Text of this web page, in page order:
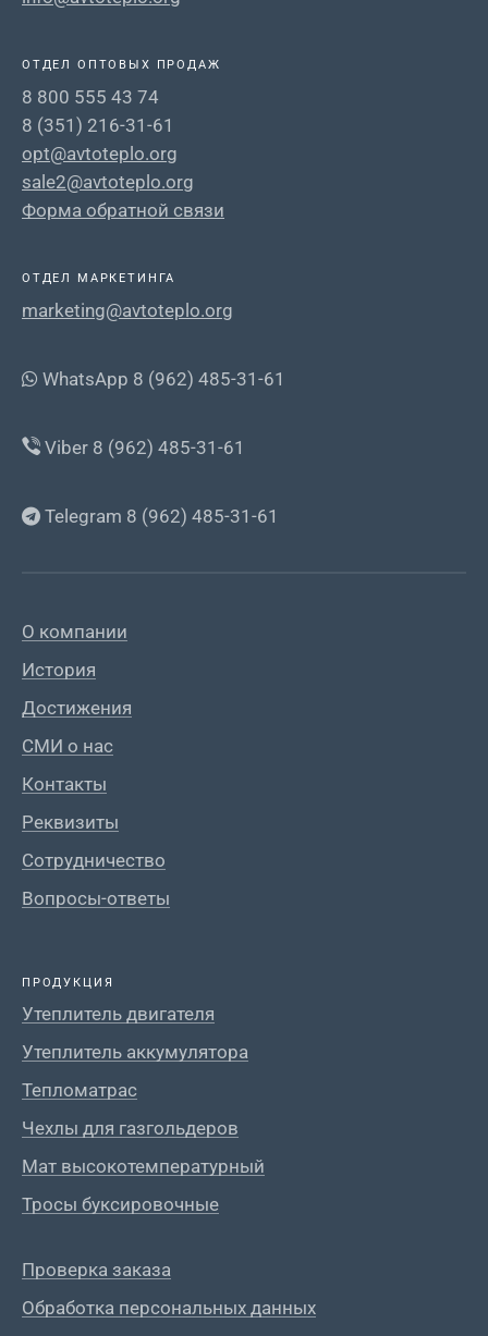
ОТДЕЛ ОПТОВЫХ ПРОДАЖ
8 800 555 43 74
8 (351) 216-31-61
opt@avtoteplo.org
sale2@avtoteplo.org
Форма обратной связи
ОТДЕЛ МАРКЕТИНГА
marketing@avtoteplo.org
WhatsApp 8 (962) 485-31-61
Viber 8 (962) 485-31-61
Telegram 8 (962) 485-31-61
О компании
История
Достижения
СМИ о нас
Контакты
Реквизиты
Сотрудничество
Вопросы-ответы
ПРОДУКЦИЯ
Утеплитель двигателя
Утеплитель аккумулятора
Тепломатрас
Чехлы для газгольдеров
Мат высокотемпературный
Тросы буксировочные
Проверка заказа
Обработка персональных данных